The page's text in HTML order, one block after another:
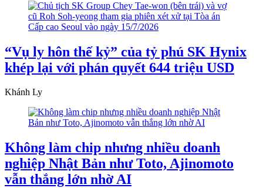
“Vụ ly hôn thế kỷ” của tỷ phú SK Hynix
khép lại với phán quyết 644 triệu USD
Khánh Ly
Không làm chip nhưng nhiều doanh
nghiệp Nhật Bản như Toto, Ajinomoto
vẫn thắng lớn nhờ AI